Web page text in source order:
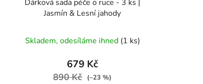
Dárková sada péče o ruce - 3 ks |
Jasmín & Lesní jahody
Skladem, odesíláme ihned (1 ks)
679 Kč
890 Kč (–23 %)